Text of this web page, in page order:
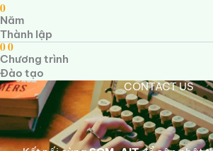
0
Năm
Thành lập
00
Chương trình
Đào tạo
CONTACT US